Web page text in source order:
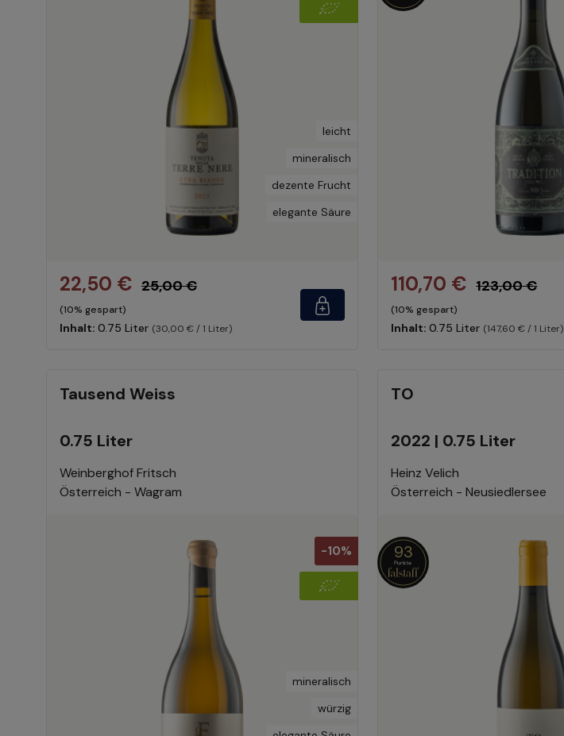
leicht
mineralisch
dezente Frucht
elegante Säure
22,50 € 25,00 €
(10% gespart)
Inhalt: 0.75 Liter (30,00 € / 1 Liter)
110,70 € 123,00 €
(10% gespart)
Inhalt:0.75 Liter (147,60 € / 1 Liter)
Tausend Weiss
0.75 Liter
Weinberghof Fritsch
Österreich - Wagram
-10%
mineralisch
würzig
TO
2022 | 0.75 Liter
Heinz Velich
Österreich - Neusiedlersee
93